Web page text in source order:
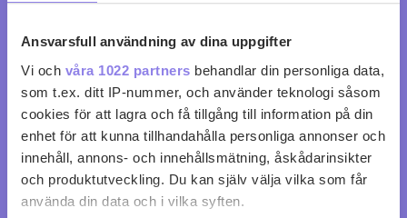
Ansvarsfull användning av dina uppgifter
Vi och våra 1022 partners behandlar din personliga data,
som t.ex. ditt IP-nummer, och använder teknologi såsom
cookies för att lagra och få tillgång till information på din
enhet för att kunna tillhandahålla personliga annonser och
innehåll, annons- och innehållsmätning, åskådarinsikter
och produktutveckling. Du kan själv välja vilka som får
använda din data och i vilka syften.